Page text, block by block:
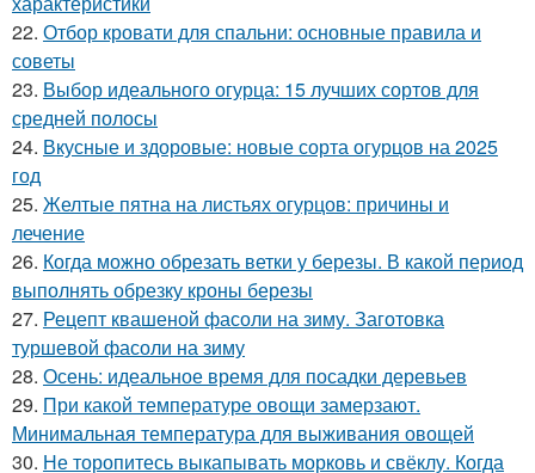
22. Отбор кровати для спальни: основные правила и
советы
23. Выбор идеального огурца: 15 лучших сортов для
средней полосы
24. Вкусные и здоровые: новые сорта огурцов на 2025
год
25. Желтые пятна на листьях огурцов: причины и
лечение
26. Когда можно обрезать ветки у березы. В какой период
выполнять обрезку кроны березы
27. Рецепт квашеной фасоли на зиму. Заготовка
туршевой фасоли на зиму
28. Осень: идеальное время для посадки деревьев
29. При какой температуре овощи замерзают.
Минимальная температура для выживания овощей
30. Не торопитесь выкапывать морковь и свёклу. Когда